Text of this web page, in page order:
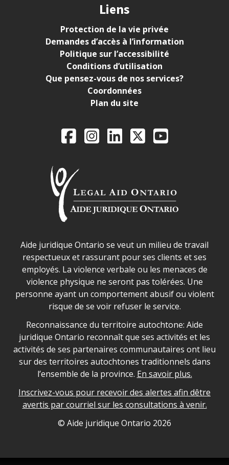
Liens
Protection de la vie privée
Demandes d’accès à l’information
Politique sur l’accessibilité
Conditions d’utilisation
Que pensez-vous de nos services?
Coordonnées
Plan du site
Legal Aid Ontario
FacebookInstagram
LinkedIn
X YouTube
Déclaration sur la sécurité dans les locaux d'AJO.
Aide juridique Ontario se veut un milieu de travail
respectueux et rassurant pour ses clients et ses
employés. La violence verbale ou les menaces de
violence physique ne seront pas tolérées. Une
personne ayant un comportement abusif ou violent
risque de se voir refuser le service.
Legal Aid Ontario land acknowledgement
Reconnaissance du territoire autochtone: Aide
juridique Ontario reconnaît que ses activités et les
activités de ses partenaires communautaires ont lieu
sur des territoires autochtones traditionnels dans
l’ensemble de la province. En savoir plus.
Inscrivez-vous pour recevoir des alertes afin dêtre
avertis par courriel sur les consultations à venir.
Legal Aid Ontario copyright information
© Aide juridique Ontario 2026